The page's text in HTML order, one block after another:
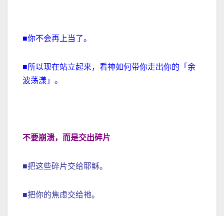
■你不会再上当了。
■所以现在站立起来，看神如何带你走出你的「余
波荡漾」。
不要崩溃，而是交出碎片
■把这些碎片交给耶稣。
■把你的焦虑交给祂。